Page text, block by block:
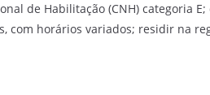
de Habilitação (CNH) categoria
horários variados; residir na